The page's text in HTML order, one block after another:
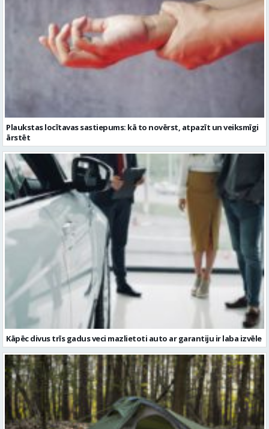
Plaukstas locītavas sastiepums: kā to novērst, atpazīt un veiksmīgi
ārstēt
Kāpēc divus trīs gadus veci mazlietoti auto ar garantiju ir laba izvēle